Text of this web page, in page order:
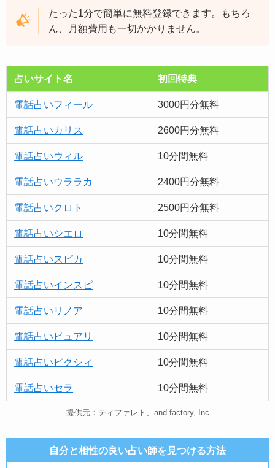
たった1分で簡単に無料登録できます。もちろ
ん、月額費用も一切かかりません。
占いサイト名 初回特典
電話占いフィール 3000円分無料
電話占いカリス 2600円分無料
電話占いウィル 10分間無料
電話占いウララカ 2400円分無料
電話占いクロト 2500円分無料
電話占いシエロ 10分間無料
電話占いスピカ 10分間無料
電話占いインスピ 10分間無料
電話占いリノア 10分間無料
電話占い ピュア リ 10分間無料
電話占いピクシィ 10分間無料
電話占いセラ 10分間無料
提供元：ティファレト、and factory, Inc
自分と相性の良い占い師を見つける方法